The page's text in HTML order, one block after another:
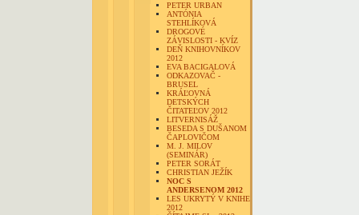
PETER URBAN
ANTÓNIA
STEHLÍKOVÁ
DROGOVÉ
ZÁVISLOSTI - KVÍZ
DEŇ KNIHOVNÍKOV
2012
EVA BACIGALOVÁ
ODKAZOVAČ -
BRUSEL
KRÁĽOVNÁ
DETSKÝCH
ČITATEĽOV 2012
LITVERNISÁŽ
BESEDA S DUŠANOM
ČAPLOVIČOM
M. J. MILOV
(SEMINÁR)
PETER SORÁT
CHRISTIAN JEŽÍK
NOC S
ANDERSENOM 2012
LES UKRYTÝ V KNIHE
2012